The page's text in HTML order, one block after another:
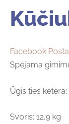
Facebook
Spėjama
Ūgis ties
Svoris: 12,9 kg